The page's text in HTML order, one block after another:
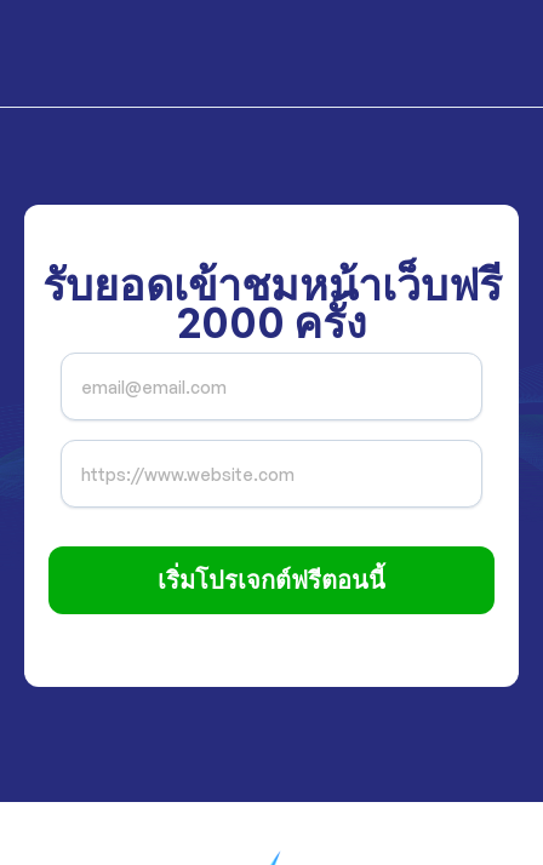
รับยอดเข้าชมหน้าเว็บฟรี
2000 ครั้ง
เริ่มโปรเจกต์ฟรีตอนนี้